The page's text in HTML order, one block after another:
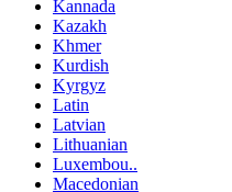
Kannada
Kazakh
Khmer
Kurdish
Kyrgyz
Latin
Latvian
Lithuanian
Luxembou..
Macedonian